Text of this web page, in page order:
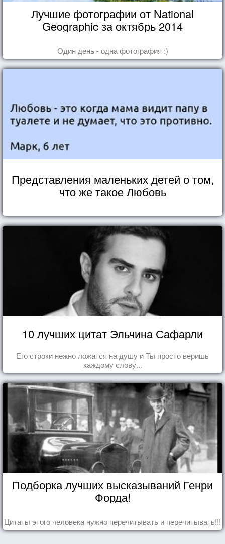
Лучшие фотографии от National
Geographic за октябрь 2014
Один день - одна фотография :)
Представления маленьких детей о том,
что же такое Любовь
10 лучших цитат Эльчина Сафарли
Его строки нежно ложатся на душу и Ты просто веришь
каждому слову...
Подборка лучших высказываний Генри
Форда!
Цитаты этого человека нужно перечитывать и перечитывать!!!